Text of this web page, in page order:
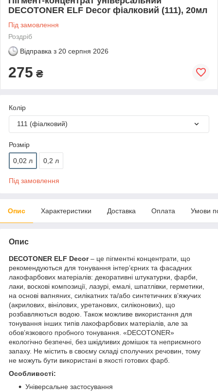
DECOTONER ELF Decor фіалковий (111), 20мл
Під замовлення
Роздріб
Відправка з 20 серпня 2026
275 ₴
Колір
111 (фіалковий)
Розмір
0,02 л 0,2 л
Під замовлення
Опис Характеристики Доставка Оплата Умови
Опис
DECOTONER ELF Decor– це пігментні концентрати, що
рекомендуються для тонування інтер’єрних та фасадних
лакофарбових матеріалів: декоративні штукатурки, фарби,
лаки, воскові композиції, лазурі, емалі, шпатлівки, герметики,
на основі вапняних, силікатних та/або синтетичних в’яжучих
(акрилових, вінілових, уретанових, силіконових), що
розбавляються водою. Також можливе використання для
тонування інших типів лакофарбових матеріалів, але за
обов’язкового пробного тонування. «DECOTONER»
екологічно безпечні, без шкідливих домішок та неприємного
запаху. Не містить в своєму складі сполучних речовин, тому
не можуть бути використані в якості готових фарб.
Особливості:
Універсальне застосування